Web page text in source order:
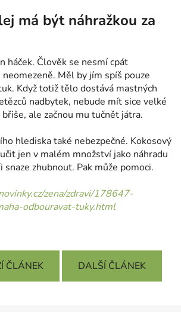
má být náhražkou za
háček. Člověk se nesmí cpát
Měl by jím spíš pouze
Když totiž tělo dostává mastných
nadbytek, nebude mít sice velké
ale začnou mu tučnět játra.
hlediska také nebezpečné. Kokosový
jen v malém množství jako náhradu
snaze zhubnout. Pak může pomoci.
zena/zdravi/178647-
odbouravat-tuky.html
ČLÁNEK DALŠÍ ČLÁNEK